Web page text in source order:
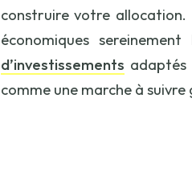
construire votre allocation.
économiques
d’investissements adaptés
comme une marche à